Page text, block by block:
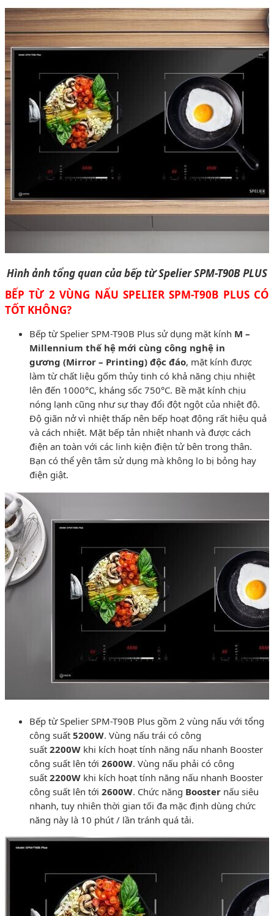
Hình ảnh tổng quan của bếp từ Spelier SPM-T90B PLUS
BẾP TỪ 2 VÙNG NẤU SPELIER SPM-T90B PLUS CÓ
TỐT KHÔNG?
Bếp từ Spelier SPM-T90B Plus sử dụng mặt kính M –
Millennium thế hệ mới cùng công nghệ in
gương (Mirror – Printing) độc đáo, mặt kính được
làm từ chất liệu gốm thủy tinh có khả năng chịu nhiệt
lên đến 1000°C, kháng sốc 750°C. Bề mặt kính chịu
nóng lạnh cũng như sự thay đổi đột ngột của nhiệt độ.
Độ giãn nở vì nhiệt thấp nên bếp hoạt động rất hiệu quả
và cách nhiệt. Mặt bếp tản nhiệt nhanh và được cách
điện an toàn với các linh kiện điện tử bên trong thân.
Bạn có thể yên tâm sử dụng mà không lo bị bỏng hay
điện giật.
Bếp từ Spelier SPM-T90B Plus gồm 2 vùng nấu với tổng
công suất 5200W. Vùng nấu trái có công
suất 2200W khi kích hoạt tính năng nấu nhanh Booster
công suất lên tới 2600W. Vùng nấu phải có công
suất 2200W khi kích hoạt tính năng nấu nhanh Booster
công suất lên tới 2600W. Chức năng Booster nấu siêu
nhanh, tuy nhiên thời gian tối đa mặc định dùng chức
năng này là 10 phút / lần tránh quá tải.